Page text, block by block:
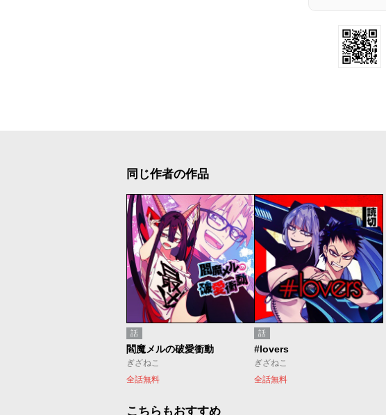
同じ作者の作品
話
閻魔メルの破愛衝動
ぎざねこ
全話無料
話
#lovers
ぎざねこ
全話無料
こちらもおすすめ